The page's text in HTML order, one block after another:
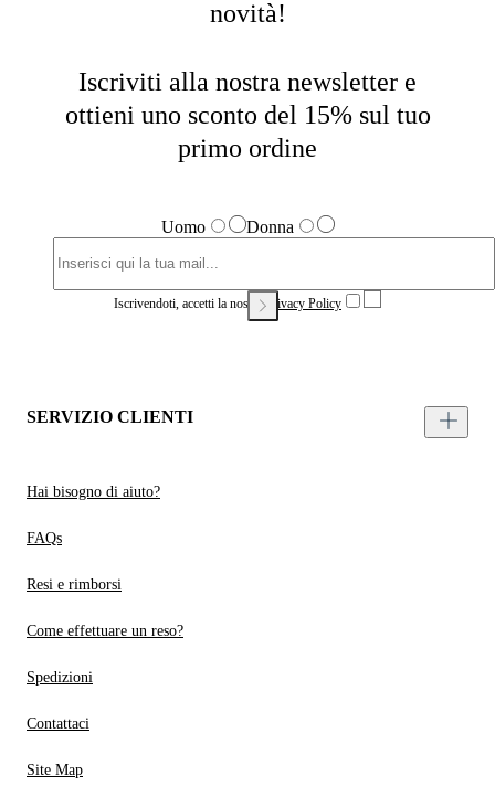
novità!
Iscriviti alla nostra newsletter e
ottieni uno sconto del 15% sul tuo
primo ordine
Uomo Donna
Iscrivendoti, accetti la nostraPrivacy Policy
SERVIZIO CLIENTI
Hai bisogno di aiuto?
FAQs
Resi e rimborsi
Come effettuare un reso?
Spedizioni
Contattaci
Site Map